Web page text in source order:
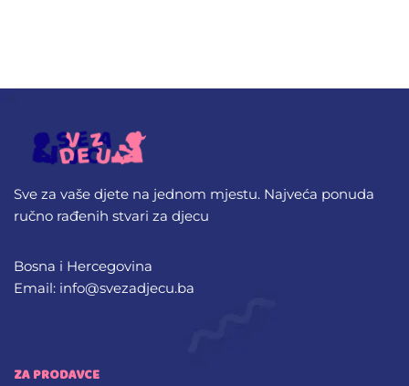
Sve za vaše djete na jednom mjestu. Najveća ponuda
ručno rađenih stvari za djecu
Bosna i Hercegovina
Email: info@svezadjecu.ba
ZA PRODAVCE